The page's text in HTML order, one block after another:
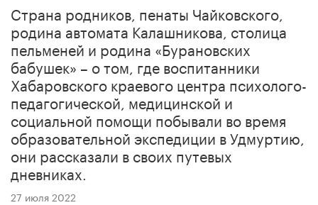
Страна родников, пенаты Чайковского,
родина автомата Калашникова, столица
пельменей и родина «Бурановских
бабушек» – о том, где воспитанники
Хабаровского краевого центра психолого-
педагогической, медицинской и
социальной помощи побывали во время
образовательной экспедиции в Удмуртию,
они рассказали в своих путевых
дневниках.
27 июля 2022